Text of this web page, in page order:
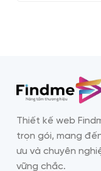
Thiết kế web
trọn gói, mang
ưu và chuyên
vững chắc.